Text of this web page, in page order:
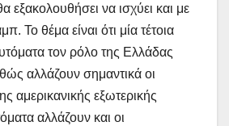
εξακολουθήσει να ισχύει και με
Το θέμα είναι ότι μία τέτοια
τον ρόλο της Ελλάδας
αλλάζουν σημαντικά οι
αμερικανικής εξωτερικής
αλλάζουν και οι